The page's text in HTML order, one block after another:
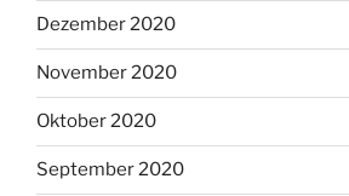
Dezember 2020
November 2020
Oktober 2020
September 2020